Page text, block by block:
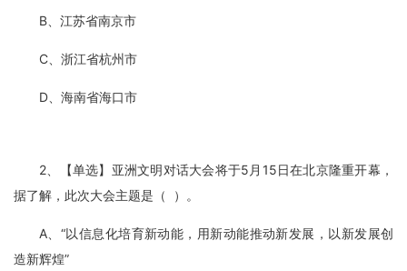
B、江苏省南京市
C、浙江省杭州市
D、海南省海口市
2、【单选】亚洲文明对话大会将于5月15日在北京隆重开幕，
据了解，此次大会主题是（ ）。
A、“以信息化培育新动能，用新动能推动新发展，以新发展创
造新辉煌”